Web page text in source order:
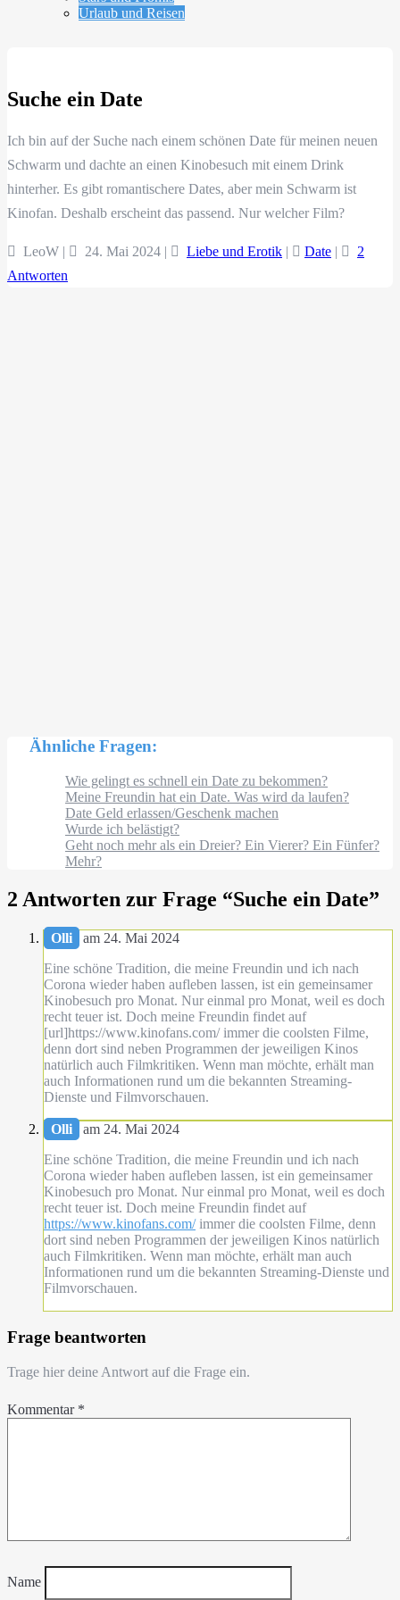
Urlaub und Reisen
Suche ein Date
Ich bin auf der Suche nach einem schönen Date für meinen neuen
Schwarm und dachte an einen Kinobesuch mit einem Drink
hinterher. Es gibt romantischere Dates, aber mein Schwarm ist
Kinofan. Deshalb erscheint das passend. Nur welcher Film?
LeoW | 24. Mai 2024 | Liebe und Erotik | Date |
2
Antworten
Ähnliche Fragen:
Wie gelingt es schnell ein Date zu bekommen?
Meine Freundin hat ein Date. Was wird da laufen?
Date Geld erlassen/Geschenk machen
Wurde ich belästigt?
Geht noch mehr als ein Dreier? Ein Vierer? Ein Fünfer?
Mehr?
2 Antworten zur Frage “Suche ein Date”
Olli
am 24. Mai 2024
Eine schöne Tradition, die meine Freundin und ich nach
Corona wieder haben aufleben lassen, ist ein gemeinsamer
Kinobesuch pro Monat. Nur einmal pro Monat, weil es doch
recht teuer ist. Doch meine Freundin findet auf
[url]https://www.kinofans.com/ immer die coolsten Filme,
denn dort sind neben Programmen der jeweiligen Kinos
natürlich auch Filmkritiken. Wenn man möchte, erhält man
auch Informationen rund um die bekannten Streaming-
Dienste und Filmvorschauen.
Olli
am 24. Mai 2024
Eine schöne Tradition, die meine Freundin und ich nach
Corona wieder haben aufleben lassen, ist ein gemeinsamer
Kinobesuch pro Monat. Nur einmal pro Monat, weil es doch
recht teuer ist. Doch meine Freundin findet auf
https://www.kinofans.com/immer die coolsten Filme, denn
dort sind neben Programmen der jeweiligen Kinos natürlich
auch Filmkritiken. Wenn man möchte, erhält man auch
Informationen rund um die bekannten Streaming-Dienste und
Filmvorschauen.
Frage beantworten
Trage hier deine Antwort auf die Frage ein.
Kommentar *
Name